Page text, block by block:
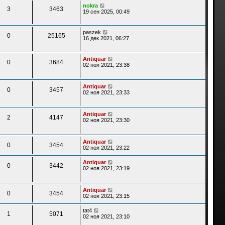
3 3463
nokra
19 сен 2025, 00:49
0 25165
paszek
16 дек 2021, 06:27
0 3684
Antiquar
02 ноя 2021, 23:38
0 3457
Antiquar
02 ноя 2021, 23:33
2 4147
Antiquar
02 ноя 2021, 23:30
0 3454
Antiquar
02 ноя 2021, 23:22
0 3442
Antiquar
02 ноя 2021, 23:19
0 3454
Antiquar
02 ноя 2021, 23:15
1 5071
tat4
02 ноя 2021, 23:10